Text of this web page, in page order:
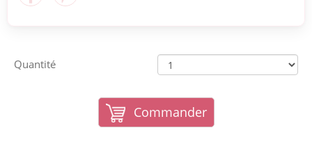
Quantité
Commander